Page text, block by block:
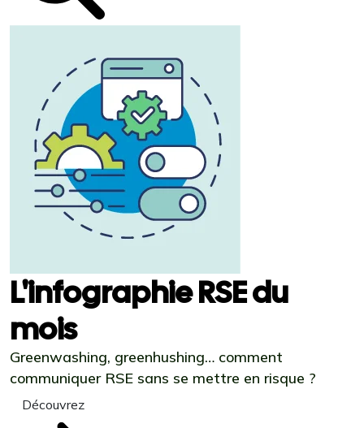
L'infographie RSE du
mois
Greenwashing, greenhushing… comment
communiquer RSE sans se mettre en risque ?
Découvrez